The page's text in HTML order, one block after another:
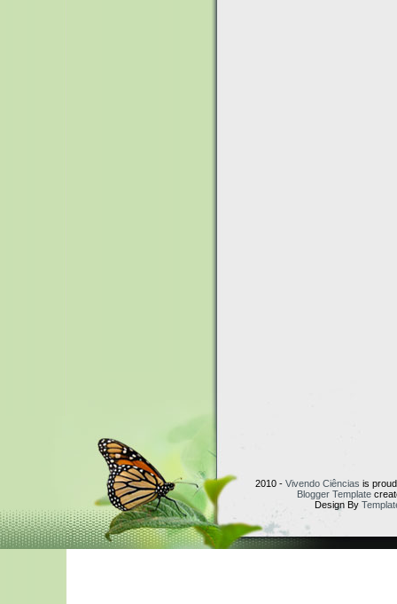
2010 -Vivendo Ciências is
Blogger Template
Design By